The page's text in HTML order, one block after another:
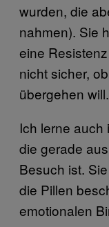
wurden, die
nahmen). Sie
eine
nicht sicher,
übergehen will.
Ich lerne
die gerade
Besuch ist.
die Pillen
emotionalen